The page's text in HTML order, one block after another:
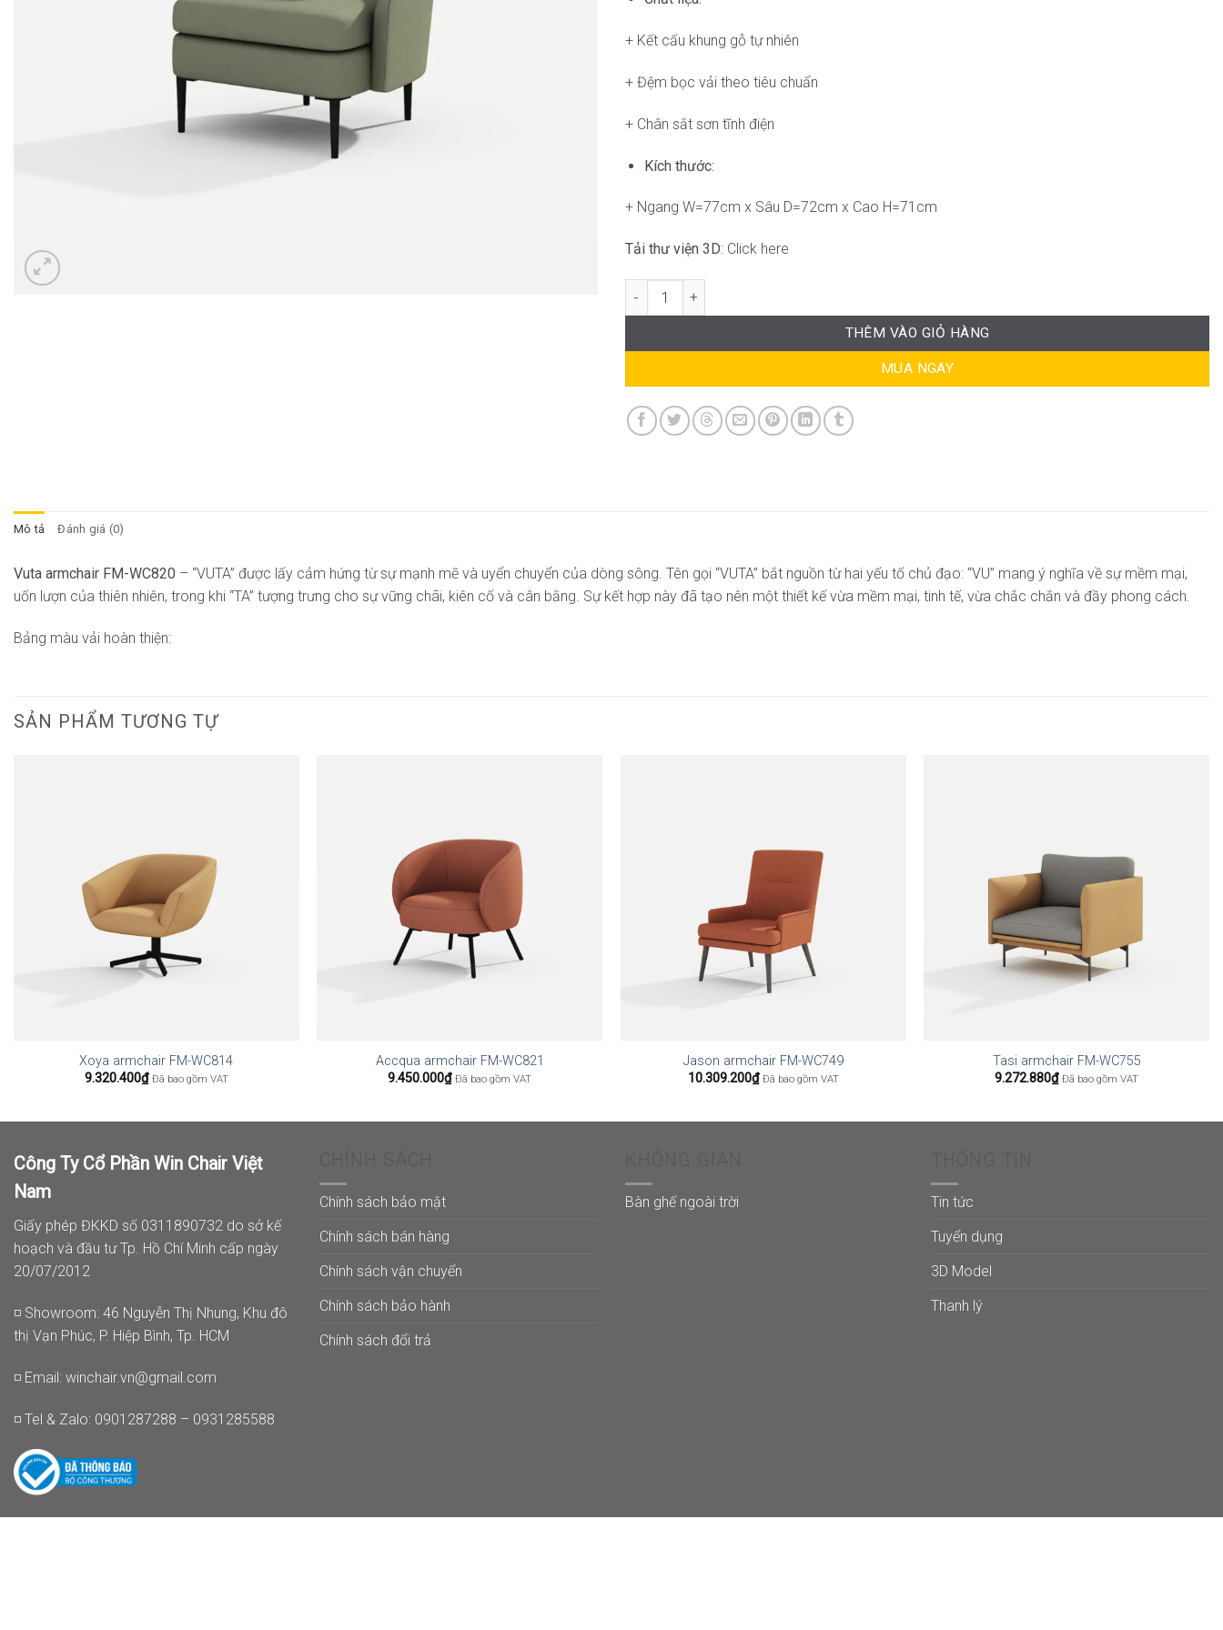
+ Kết cấu khung gỗ tự nhiên
+ Đệm bọc vải theo tiêu chuẩn
+ Chân sắt sơn tĩnh điện
Kích thước:
+ Ngang W=77cm x Sâu D=72cm x Cao H=71cm
Tải thư viện 3D: Click here
Vuta armchair FM-WC820 số lượng
THÊM VÀO GIỎ HÀNG
MUA NGAY
Mô tả Đánh giá (0)
Vuta armchair FM-WC820 – “VUTA” được lấy cảm hứng từ sự mạnh mẽ và uyển chuyển của dòng sông. Tên gọi “VUTA” bắt nguồn từ hai yếu tố chủ đạo: “VU” mang ý nghĩa về sự mềm mại,
uốn lượn của thiên nhiên, trong khi “TA” tượng trưng cho sự vững chãi, kiên cố và cân bằng. Sự kết hợp này đã tạo nên một thiết kế vừa mềm mại, tinh tế, vừa chắc chắn và đầy phong cách.
Bảng màu vải hoàn thiện:
SẢN PHẨM TƯƠNG TỰ
Xoya armchair FM-WC814
9.320.400₫ Đã bao gồm VAT
Accqua armchair FM-WC821
9.450.000₫ Đã bao gồm VAT
Jason armchair FM-WC749
10.309.200₫ Đã bao gồm VAT
Tasi armchair FM-WC755
9.272.880₫ Đã bao gồm VAT
Công Ty Cổ Phần Win Chair Việt
Nam
Giấy phép ĐKKD số 0311890732 do sở kế
hoạch và đầu tư Tp. Hồ Chí Minh cấp ngày
20/07/2012
◽ Showroom: 46 Nguyễn Thị Nhung, Khu đô
thị Vạn Phúc, P. Hiệp Bình, Tp. HCM
◽ Email: winchair.vn@gmail.com
◽ Tel & Zalo: 0901287288 – 0931285588
Chính sách bảo mật
Chính sách bán hàng
Chính sách vận chuyển
Chính sách bảo hành
Chính sách đổi trả
Bàn ghế ngoài trời
Tin tức
Tuyển dụng
3D Model
Thanh lý